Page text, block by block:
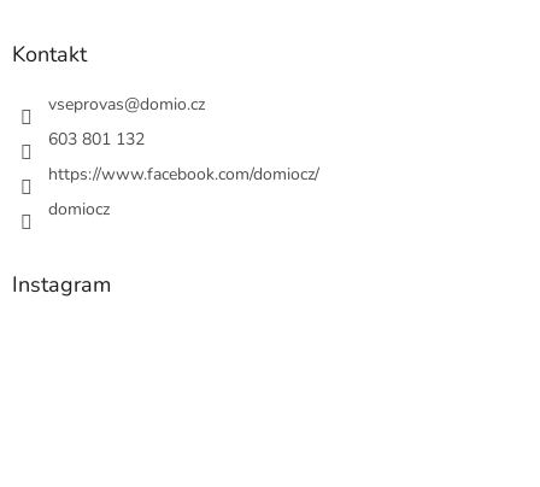
Kontakt
vseprovas@domio.cz
603 801 132
https://www.facebook.com/domiocz/
domiocz
Instagram